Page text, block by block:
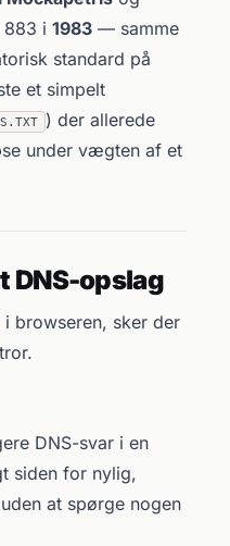
883 i 1983 — samme
standard på
et simpelt
) der allerede
under vægten af et
DNS-opslag
i browseren, sker der
DNS-svar i en
siden for nylig,
at spørge nogen